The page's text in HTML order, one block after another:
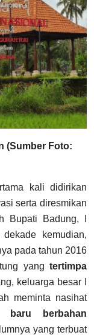
(Sumber Foto:
kali didirikan
serta diresmikan
Bupati Badung, I
kemudian,
pada tahun 2016
yang tertimpa
keluarga besar I
meminta nasihat
baru berbahan
yang terbuat